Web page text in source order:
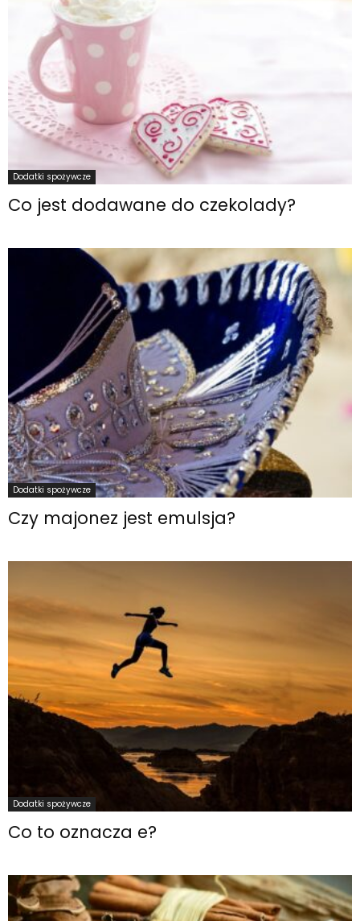
Dodatki spożywcze
Co jest dodawane do czekolady?
Dodatki spożywcze
Czy majonez jest emulsja?
Dodatki spożywcze
Co to oznacza e?